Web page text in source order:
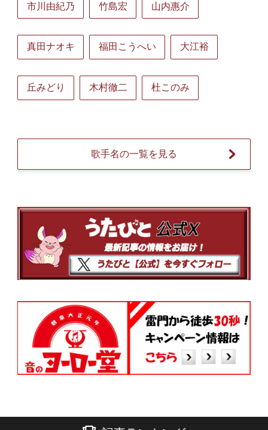
市川由紀乃 竹島宏 山内惠介
真田ナオキ 福田こうへい 大江裕
丘みどり 木村徹二 杜このみ
歌手名の一覧を見る